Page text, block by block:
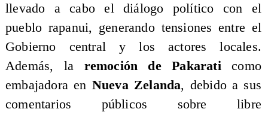
llevado a cabo el diálogo político con el
pueblo rapanui, generando tensiones entre el
Gobierno central y los actores locales.
Además, la remoción de Pakarati como
embajadora en Nueva Zelanda, debido a sus
comentarios públicos sobre libre